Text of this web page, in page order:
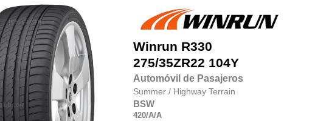
Winrun R330
275/35ZR22 104Y
Automóvil de Pasajeros
Summer / Highway Terrain
BSW
420/A/A